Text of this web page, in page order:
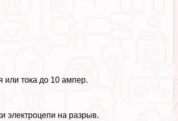
или тока до 10 ампер.
электроцепи на разрыв.